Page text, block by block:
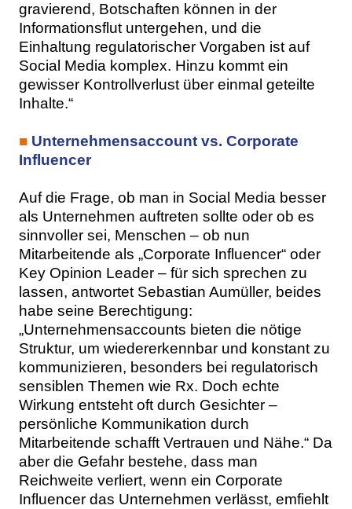
gravierend, Botschaften können in der
Informationsflut untergehen, und die
Einhaltung regulatorischer Vorgaben ist auf
Social Media komplex. Hinzu kommt ein
gewisser Kontrollverlust über einmal geteilte
Inhalte.“
■ Unternehmensaccount vs. Corporate
Influencer
Auf die Frage, ob man in Social Media besser
als Unternehmen auftreten sollte oder ob es
sinnvoller sei, Menschen – ob nun
Mitarbeitende als „Corporate Influencer“ oder
Key Opinion Leader – für sich sprechen zu
lassen, antwortet Sebastian Aumüller, beides
habe seine Berechtigung:
„Unternehmensaccounts bieten die nötige
Struktur, um wiedererkennbar und konstant zu
kommunizieren, besonders bei regulatorisch
sensiblen Themen wie Rx. Doch echte
Wirkung entsteht oft durch Gesichter –
persönliche Kommunikation durch
Mitarbeitende schafft Vertrauen und Nähe.“ Da
aber die Gefahr bestehe, dass man
Reichweite verliert, wenn ein Corporate
Influencer das Unternehmen verlässt, emfiehlt